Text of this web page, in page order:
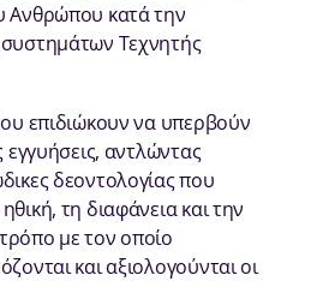
Ανθρώπου κατά την
Τεχνητής
επιδιώκουν να υπερβούν
εγγυήσεις, αντλώντας
δεοντολογίας που
τη διαφάνεια και την
με τον οποίο
και αξιολογούνται οι